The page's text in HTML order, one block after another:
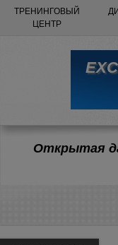
ТРЕНИНГОВЫЙ
ЦЕНТР
Открытая